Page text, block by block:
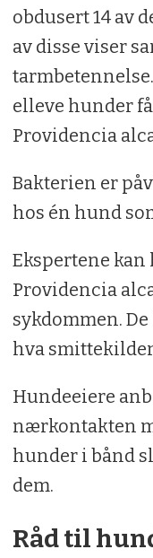
obdusert 14 av
av disse viser
elleve hunder
Providencia
Bakterien er
hos én hund
Ekspertene kan
Providencia
sykdommen.
hva
Hundeeiere
nærkontakten
hunder i bånd
dem.
Råd til